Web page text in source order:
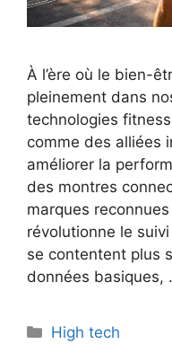
À l’ère où le bien-
pleinement dans
technologies
comme des alliées
améliorer la
des montres
marques
révolutionne le
se contentent plus
données basiques,
Catégories
High tech